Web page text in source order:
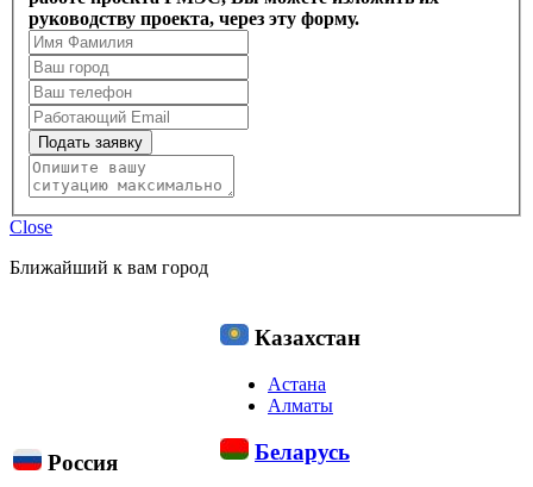
руководству проекта, через эту форму.
Подать заявку
Close
Ближайший к вам город
Россия
Казахстан
Астана
Алматы
Беларусь